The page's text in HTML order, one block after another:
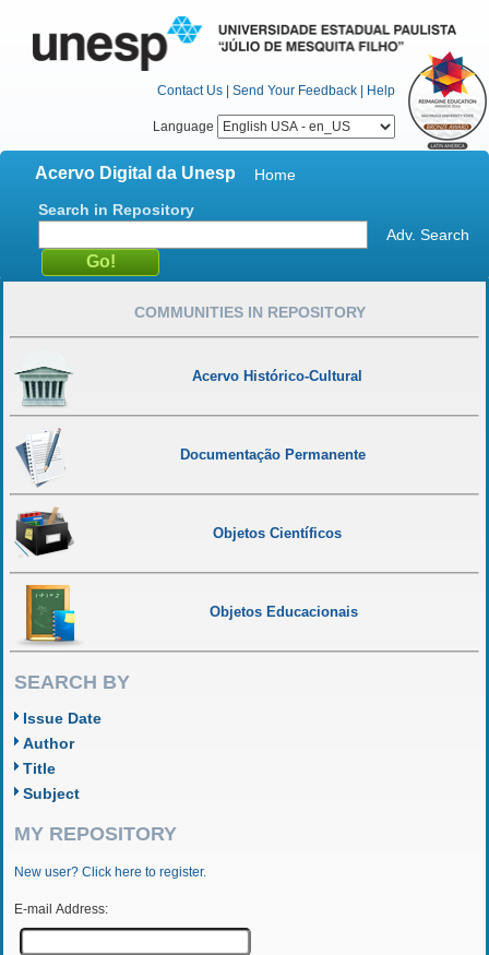
Contact Us | Send Your Feedback | Help
Language
Acervo Digital da Unesp
Home
Search in Repository
Adv. Search
COMMUNITIES IN REPOSITORY
Acervo Histórico-Cultural
Documentação Permanente
Objetos Científicos
Objetos Educacionais
SEARCH BY
Issue Date
Author
Title
Subject
MY REPOSITORY
New user? Click here to register.
E-mail Address: